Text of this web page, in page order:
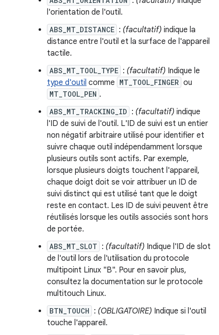
l'orientation de l'outil.
ABS_MT_DISTANCE : (facultatif) indique la
distance entre l'outil et la surface de l'appareil
tactile.
ABS_MT_TOOL_TYPE : (facultatif) Indique le
type d'outil comme MT_TOOL_FINGER ou
MT_TOOL_PEN .
ABS_MT_TRACKING_ID : (facultatif) indique
l'ID de suivi de l'outil. L'ID de suivi est un entier
non négatif arbitraire utilisé pour identifier et
suivre chaque outil indépendamment lorsque
plusieurs outils sont actifs. Par exemple,
lorsque plusieurs doigts touchent l'appareil,
chaque doigt doit se voir attribuer un ID de
suivi distinct qui est utilisé tant que le doigt
reste en contact. Les ID de suivi peuvent être
réutilisés lorsque les outils associés sont hors
de portée.
ABS_MT_SLOT : (facultatif) Indique l'ID de slot
de l'outil lors de l'utilisation du protocole
multipoint Linux "B". Pour en savoir plus,
consultez la documentation sur le protocole
multitouch Linux.
BTN_TOUCH : (OBLIGATOIRE) Indique si l'outil
touche l'appareil.